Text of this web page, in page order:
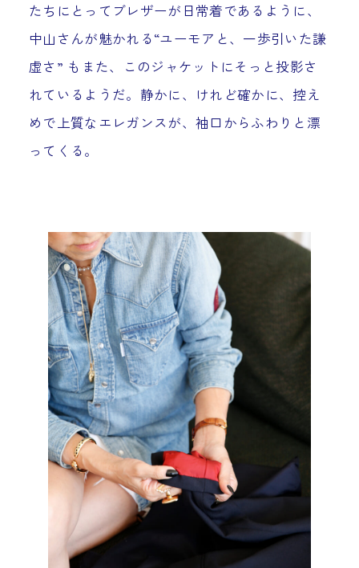
たちにとってブレザーが日常着であるように、
中山さんが魅かれる“ユーモアと、一歩引いた謙
虚さ” もまた、このジャケットにそっと投影さ
れているようだ。静かに、けれど確かに、控え
めで上質なエレガンスが、袖口からふわりと漂
ってくる。